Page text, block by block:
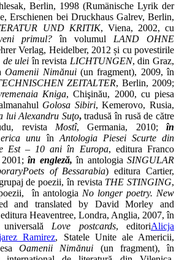
Berlin, 1998 (Rumänische Lyrik der
Erschienen bei Druckhaus Galrev, Berlin,
UND KRITIK, Viena, 2002, cu
primul? în volumul LAND OHNE
Verlag, Heidelber, 2012 și cu povestirile
de ulei în revista LICHTUNGEN, din Graz,
Oamenii Nimănui(un fragment), 2009, în
ZEITALTER, Berlin, 2009;
Kniga, Chişinău, 2000, cu piesa
Golosa Sibiri, Kemerovo, Rusia,
lui Alexandru Suţo,tradusă în rusă de către
revista Mostî, Germania, 2010; în
unuîn Antologia Piesei Scurte din
Est – 10 ani în Europa, editura Franco
în engleză, în antologia SINGULAR
of Bessarabia) editura Cartier,
de poezii, în revista THE STINGING,
în antologia No longer poetry. New
and translated by David Morley and
Heaventree, Londra, Anglia, 2007, în
Love postcards, editoriAlicja
Ramirez, Statele Unite ale Americii,
Oamenii Nimănui (un fragment), în